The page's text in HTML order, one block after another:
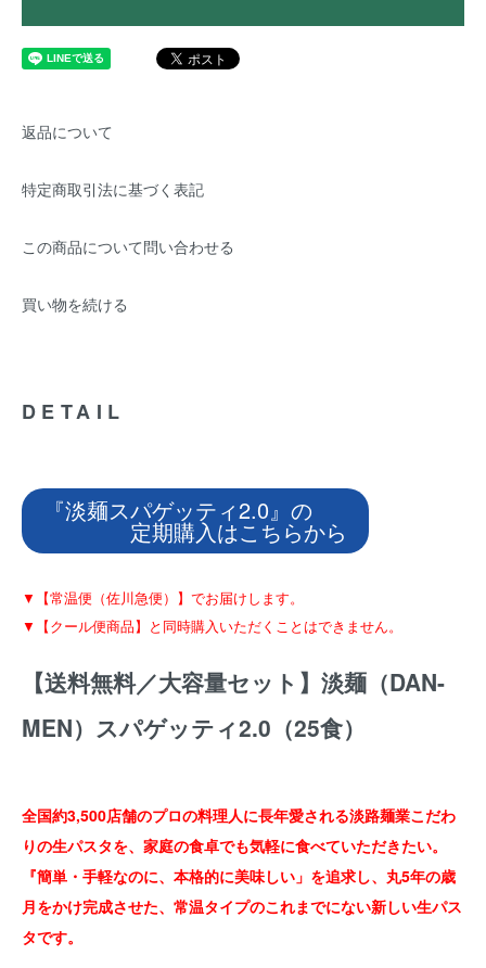
返品について
特定商取引法に基づく表記
この商品について問い合わせる
買い物を続ける
DETAIL
『淡麺スパゲッティ2.0』の
定期購入はこちらから
▼【常温便（佐川急便）】でお届けします。
▼【クール便商品】と同時購入いただくことはできません。
【送料無料／大容量セット】淡麺（DAN-
MEN）スパゲッティ2.0（25食）
全国約3,500店舗のプロの料理人に長年愛される淡路麺業こだわ
りの生パスタを、家庭の食卓でも気軽に食べていただきたい。
『簡単・手軽なのに、本格的に美味しい」を追求し、丸5年の歳
月をかけ完成させた、常温タイプのこれまでにない新しい生パス
タです。